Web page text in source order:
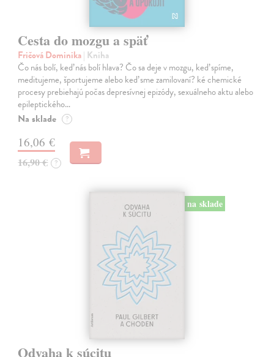
Cesta do mozgu a späť
Fričová Dominika| Kniha
Čo nás bolí, keď nás bolí hlava? Čo sa deje v mozgu, keď spíme,
meditujeme, športujeme alebo keď sme zamilovaní? ké chemické
procesy prebiehajú počas depresívnej epizódy, sexuálneho aktu alebo
epileptického…
Na sklade ?
16,06 €
16,90 € ?
na sklade
Odvaha k súcitu